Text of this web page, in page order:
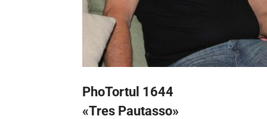
PhoTortul 1644
«Tres Pautasso»